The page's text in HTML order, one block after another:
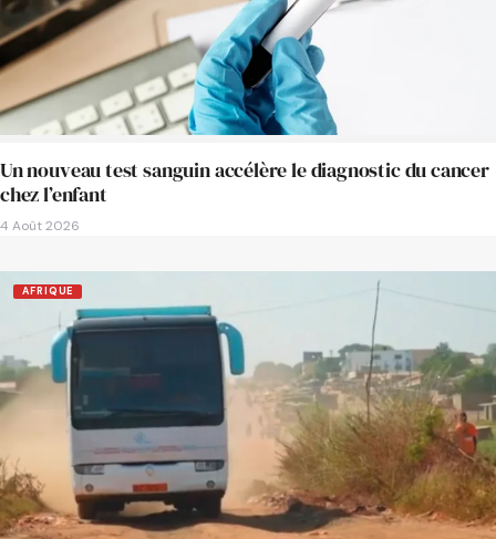
Un nouveau test sanguin accélère le diagnostic du cancer
chez l’enfant
4 Août 2026
AFRIQUE